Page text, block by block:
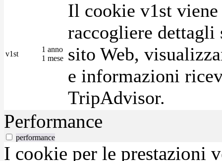
v1st
1 anno
1 mese
Il cookie v1st
raccogliere
sito Web,
e informazioni
TripAdvisor.
Performance
performance
I cookie per le prestazioni